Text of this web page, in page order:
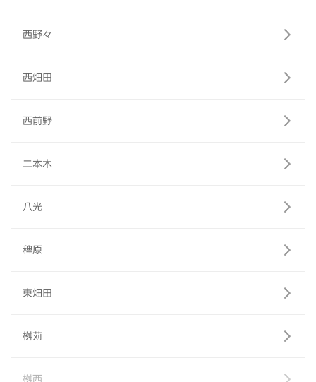
西野々
西畑田
西前野
二本木
八光
稗原
東畑田
桝苅